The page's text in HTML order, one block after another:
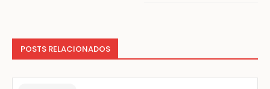
POSTS RELACIONADOS